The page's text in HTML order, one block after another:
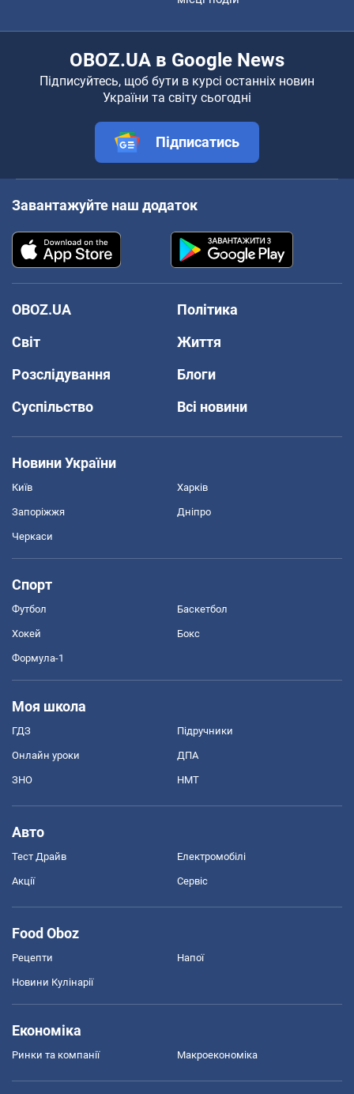
OBOZ.UA в Google News
Підписуйтесь, щоб бути в курсі останніх новин
України та світу сьогодні
Підписатись
Завантажуйте наш додаток
OBOZ.UA
Політика
Світ
Життя
Розслідування
Блоги
Суспільство
Всі новини
Новини України
Київ Харків
Запоріжжя Дніпро
Черкаси
Спорт
Футбол Баскетбол
Хокей Бокс
Формула-1
Моя школа
ГДЗ Підручники
Онлайн уроки ДПА
ЗНО НМТ
Авто
Тест Драйв Електромобілі
Акції Сервіс
Food Oboz
Рецепти Напої
Новини Кулінарії
Економіка
Ринки та компанії Макроекономіка